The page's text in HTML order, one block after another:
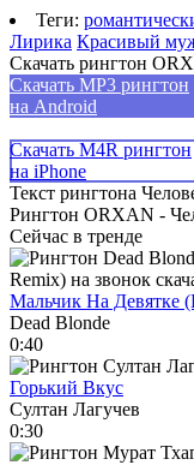
Теги:
Лирика Красивый
Скачать рингтон
Скачать MP3 рингтон
на Android
Скачать M4R рингтон
на iPhone
Текст рингтона
Рингтон ORXAN -
Сейчас в тренде
Мальчик На Девятке
Dead Blonde
0:40
Горький Вкус
Султан Лагучев
0:30